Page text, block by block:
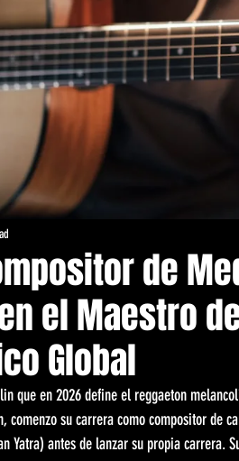
de
el Maestro
Global
que en 2026 define el reggaeton
comenzo su carrera como compositor de
Yatra) antes de lanzar su propia carrera.